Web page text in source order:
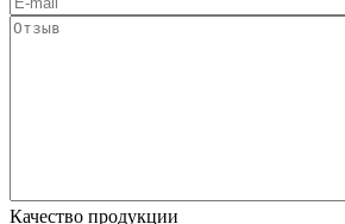
Качество продукции